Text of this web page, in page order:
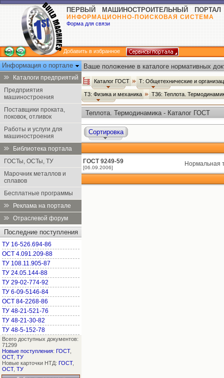
ПЕРВЫЙ МАШИНОСТРОИТЕЛЬНЫЙ ПОРТАЛ
ИНФОРМАЦИОННО-ПОИСКОВАЯ СИСТЕМА
Форма для связи
Добавить в избранное
Информация о портале
Каталоги предприятий
Предприятия
машиностроения
Поставщики проката,
поковок, отливок
Работы и услуги для
машиностроения
Библиотека портала
ГОСТы, ОСТы, ТУ
Марочник металлов и
сплавов
Бесплатные программы
Реклама на портале
Отраслевой форум
Последние поступления
ТУ 16-526.694-86
ОСТ 4.091.209-88
ТУ 108.11.905-87
ТУ 24.05.144-88
ТУ 29-02-774-92
ТУ 6-09-5146-84
ОСТ 84-2268-86
ТУ 48-21-521-76
ТУ 48-21-30-82
ТУ 48-5-152-78
Всего доступных документов:
71299
Новые поступления: ГОСТ,
ОСТ, ТУ
Новые карточки НТД: ГОСТ,
ОСТ, ТУ
Ваше положение в каталоге нормативных
Каталог ГОСТ Т: Общетехнические и
Т3: Физика и механика Т36: Теплота.
Теплота. Термодинамика - Каталог ГОСТ
Сортировка
ГОСТ 9249-59
[06.09.2006]
Нормальная